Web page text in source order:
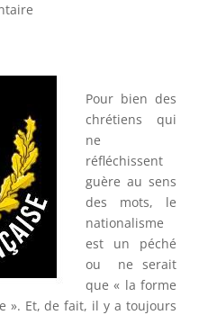
Pour bien des
chrétiens qui
ne
réfléchissent
guère au sens
des mots, le
nationalisme
est un péché
ou ne serait
que « la forme
». Et, de fait, il y a toujours